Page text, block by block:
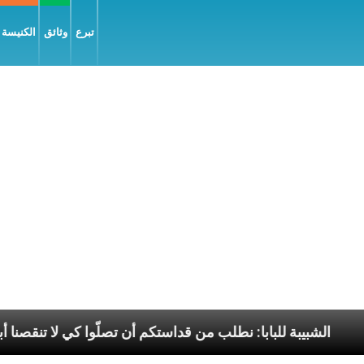
وثائق تبرع
الشبيبة للبابا: نطلب من قداستكم أن تصلّوا السّلام